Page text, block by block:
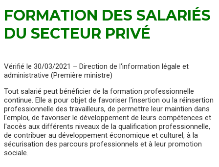
FORMATION DES SALARIÉS
DU SECTEUR PRIVÉ
Vérifié le 30/03/2021 – Direction de l'information légale et
administrative (Première ministre)
Tout salarié peut bénéficier de la formation professionnelle
continue. Elle a pour objet de favoriser l'insertion ou la réinsertion
professionnelle des travailleurs, de permettre leur maintien dans
l'emploi, de favoriser le développement de leurs compétences et
l'accès aux différents niveaux de la qualification professionnelle,
de contribuer au développement économique et culturel, à la
sécurisation des parcours professionnels et à leur promotion
sociale.